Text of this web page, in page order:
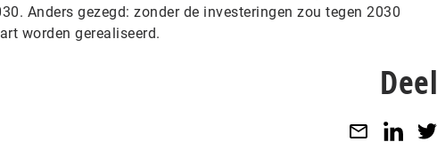
Anders gezegd: zonder de investeringen zou tegen 2030
worden gerealiseerd.
Deel